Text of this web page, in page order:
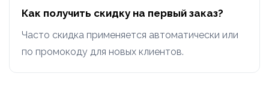
Как получить скидку на первый заказ?
Часто скидка применяется автоматически или
по промокоду для новых клиентов.